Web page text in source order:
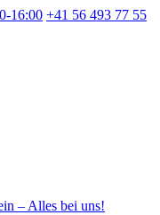
16:00 +41 56 493 77 55
– Alles bei uns!